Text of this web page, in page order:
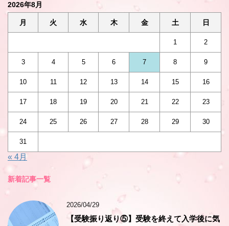
2026年8月
月 火 水 木 金 土 日
1 2
3 4 5 6 7 8 9
10 11 12 13 14 15 16
17 18 19 20 21 22 23
24 25 26 27 28 29 30
31
« 4月
新着記事一覧
2026/04/29
【受験振り返り⑤】受験を終えて入学後に気